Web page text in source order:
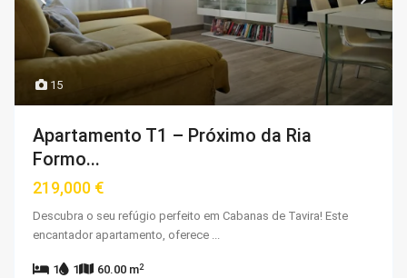
15
Apartamento T1 – Próximo da Ria
Formo...
219,000 €
Descubra o seu refúgio perfeito em Cabanas de Tavira! Este
encantador apartamento, oferece ...
1 1 60.00 m2